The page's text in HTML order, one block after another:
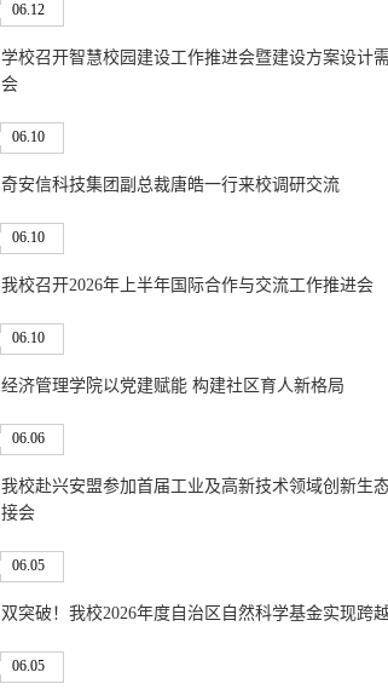
06.12
学校召开智慧校园建设工作推进会暨建设方案设计
会
06.10
奇安信科技集团副总裁唐皓一行来校调研交流
06.10
我校召开2026年上半年国际合作与交流工作推进会
06.10
经济管理学院以党建赋能 构建社区育人新格局
06.06
我校赴兴安盟参加首届工业及高新技术领域创新生
接会
06.05
双突破！我校2026年度自治区自然科学基金实现跨
06.05